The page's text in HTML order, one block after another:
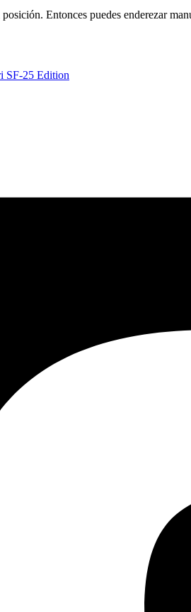
Entonces puedes enderezar
SF-25 Edition